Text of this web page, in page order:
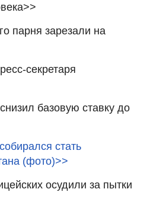
парня зарезали на
секретаря
базовую ставку до
стать
(фото)>>
осудили за пытки